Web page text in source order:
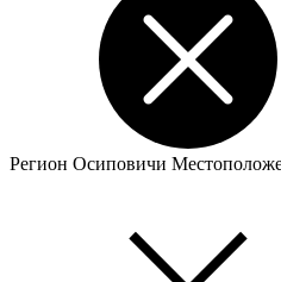
Регион Осиповичи